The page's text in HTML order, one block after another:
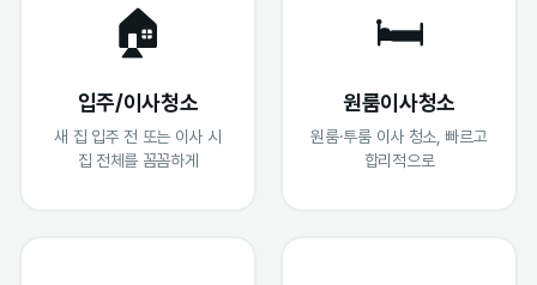
🏠
입주/이사청소
새 집 입주 전 또는 이사 시
집 전체를 꼼꼼하게
🛏️
원룸이사청소
원룸·투룸 이사 청소, 빠르고
합리적으로